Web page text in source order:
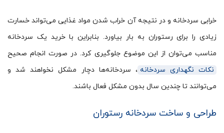
خرابی سردخانه و در نتیجه آن خراب شدن مواد غذایی می‌تواند خسارت
زیادی را برای رستوران به بار بیاورد. بنابراین با خرید یک سردخانه
مناسب می‌توان از این موضوع جلوگیری کرد. در صورت انجام صحیح
نکات نگهداری سردخانه ، سردخانه‌ها دچار مشکل نخواهند شد و
می‌توانند تا چندین سال بدون مشکل فعال باشند.
طراحی و ساخت سردخانه رستوران